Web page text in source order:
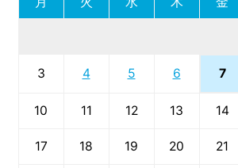
3 4 5 6 7
10 11 12 13 14
17 18 19 20 21